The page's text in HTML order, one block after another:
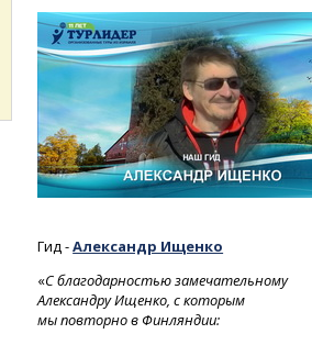
Гид -Александр Ищенко
«С благодарностью замечательному
Александру Ищенко, с которым
мы повторно в Финляндии: